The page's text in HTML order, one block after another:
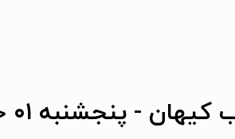
- پنجشنبه ۰۱ خرداد ۱۴۰۴